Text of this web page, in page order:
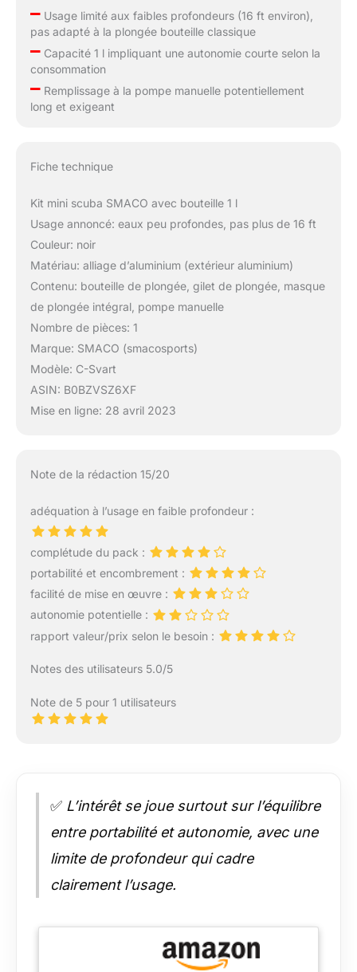
–Usage limité aux faibles profondeurs (16 ft environ),
pas adapté à la plongée bouteille classique
–Capacité 1 l impliquant une autonomie courte selon la
consommation
–Remplissage à la pompe manuelle potentiellement
long et exigeant
Fiche technique
Kit mini scuba SMACO avec bouteille 1 l
Usage annoncé: eaux peu profondes, pas plus de 16 ft
Couleur: noir
Matériau: alliage d’aluminium (extérieur aluminium)
Contenu: bouteille de plongée, gilet de plongée, masque
de plongée intégral, pompe manuelle
Nombre de pièces: 1
Marque: SMACO (smacosports)
Modèle: C-Svart
ASIN: B0BZVSZ6XF
Mise en ligne: 28 avril 2023
Note de la rédaction 15/20
adéquation à l’usage en faible profondeur :
complétude du pack :
portabilité et encombrement :
facilité de mise en œuvre :
autonomie potentielle :
rapport valeur/prix selon le besoin :
Notes des utilisateurs 5.0/5
Note de 5 pour 1 utilisateurs
✅ L’intérêt se joue surtout sur l’équilibre
entre portabilité et autonomie, avec une
limite de profondeur qui cadre
clairement l’usage.